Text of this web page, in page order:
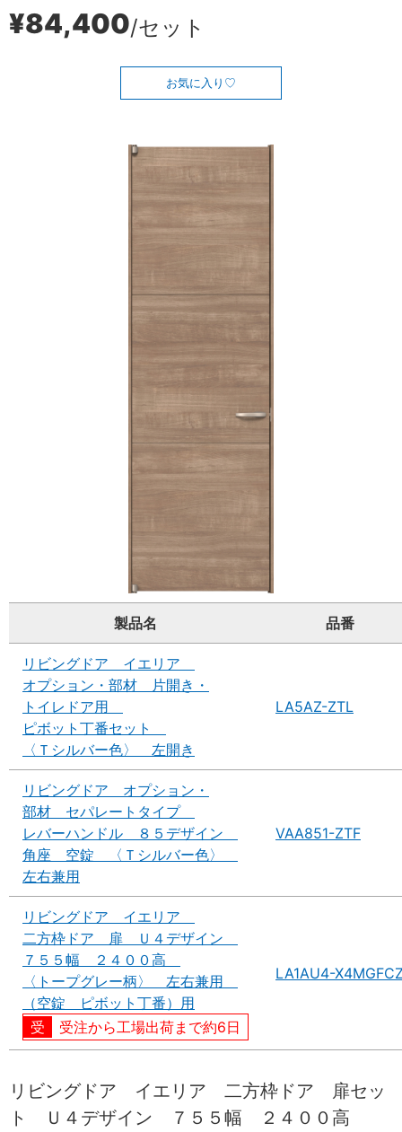
¥84,400/セット
お気に入り
製品名 品番
リビングドア イエリア
オプション・部材 片開き・
トイレドア用
ピボット丁番セット
〈Ｔシルバー色〉 左開き
LA5AZ-ZTL
リビングドア オプション・
部材 セパレートタイプ
レバーハンドル ８５デザイン
角座 空錠 〈Ｔシルバー色〉
左右兼用
VAA851-ZTF
リビングドア イエリア
二方枠ドア 扉 Ｕ４デザイン
７５５幅 ２４００高
〈トープグレー柄〉 左右兼用
（空錠 ピボット丁番）用
受注から工場出荷まで約6日
LA1AU4-
リビングドア イエリア 二方枠ドア 扉セッ
ト Ｕ４デザイン ７５５幅 ２４００高